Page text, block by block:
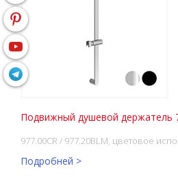
Подвижный душевой держатель
977.00CR / 977.20BLM, цветовое
Подробней >